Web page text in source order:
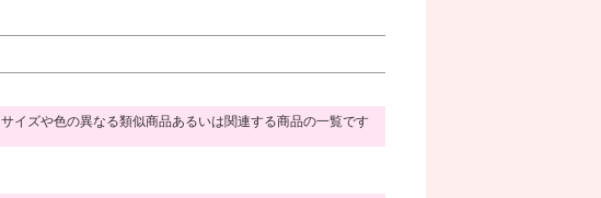
サイズや色の異なる類似商品あるいは関連する商品の一覧です